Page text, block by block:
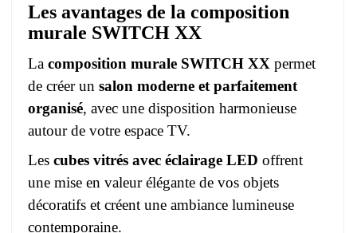
Les avantages de la composition
murale SWITCH XX
La composition murale SWITCH XX permet
de créer un salon moderne et parfaitement
organisé, avec une disposition harmonieuse
autour de votre espace TV.
Les cubes vitrés avec éclairage LED offrent
une mise en valeur élégante de vos objets
décoratifs et créent une ambiance lumineuse
contemporaine.